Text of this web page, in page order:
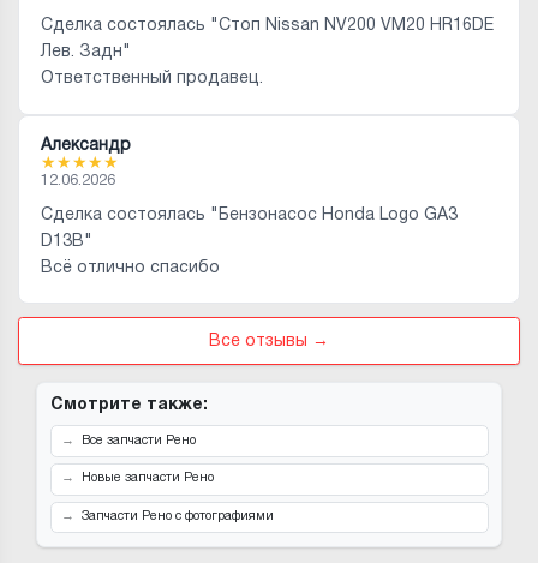
Сделка состоялась "Стоп Nissan NV200 VM20 HR16DE
Лев. Задн"
Ответственный продавец.
Александр
★★★★★
12.06.2026
Сделка состоялась "Бензонасос Honda Logo GA3
D13B"
Всё отлично спасибо
Все отзывы →
Смотрите также:
Все запчасти Рено
Новые запчасти Рено
Запчасти Рено с фотографиями